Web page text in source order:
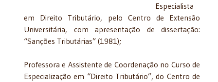
Especialista
em Direito Tributário, pelo Centro de Extensão
Universitária, com apresentação de dissertação:
“Sanções Tributárias” (1981);
Professora e Assistente de Coordenação no Curso de
Especialização em “Direito Tributário”, do Centro de